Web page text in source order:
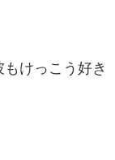
けっこう好き